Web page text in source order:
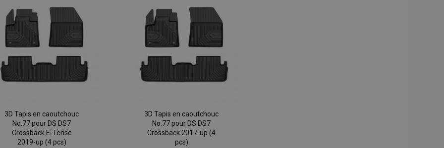
3D Tapis en caoutchouc
No.77 pour DS DS7
Crossback E-Tense
2019-up (4 pcs)
3D Tapis en caoutchouc
No.77 pour DS DS7
Crossback 2017-up (4
pcs)